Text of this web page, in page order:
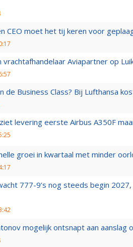
CEO moet het tij keren voor
vrachtafhandelaar Aviapartner op
de Business Class? Bij Lufthansa
levering eerste Airbus A350F
groei in kwartaal met minder
777-9’s nog steeds begin
mogelijk ontsnapt aan aanslag